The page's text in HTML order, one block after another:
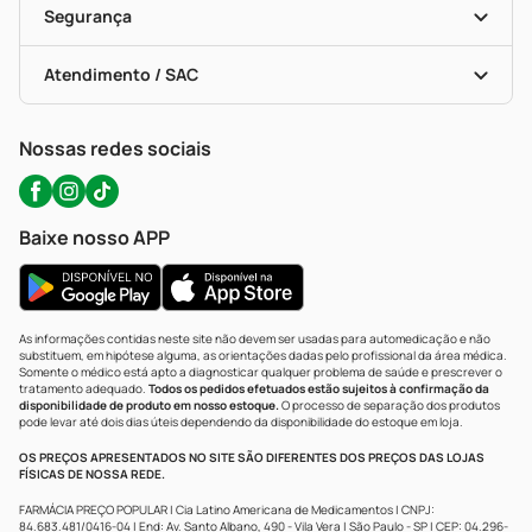
Formas De Pagamento
Troca E Devolução
Bulas De A A Z
Políticas De Marketplace
Serviços Farmacêuticos
Testes Rápidos
Autoteste Covid-19
Segurança
Certificado De Segurança
Portal Da Privacidade
Atendimento / SAC
WhatsApp (47) 9202-1687
Nossas redes sociais
Baixe nosso APP
As informações contidas neste site não devem ser usadas para automedicação e não
substituem, em hipótese alguma, as orientações dadas pelo profissional da área médica.
Somente o médico está apto a diagnosticar qualquer problema de saúde e prescrever o
tratamento adequado. Todos os pedidos efetuados estão sujeitos à confirmação da
disponibilidade de produto em nosso estoque.O processo de separação dos produtos
pode levar até dois dias úteis dependendo da disponibilidade do estoque em loja.
OS PREÇOS APRESENTADOS NO SITE SÃO DIFERENTES DOS PREÇOS DAS LOJAS
FÍSICAS DE NOSSA REDE.
FARMÁCIA PREÇO POPULAR | Cia Latino Americana de Medicamentos | CNPJ:
84.683.481/0416-04 | End: Av. Santo Albano, 490 - Vila Vera | São Paulo - SP | CEP: 04.296-